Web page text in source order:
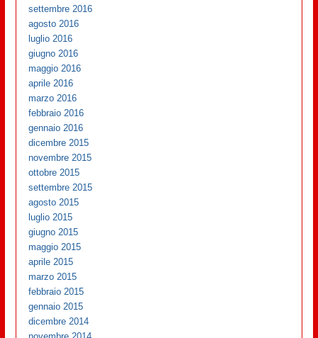
settembre 2016
agosto 2016
luglio 2016
giugno 2016
maggio 2016
aprile 2016
marzo 2016
febbraio 2016
gennaio 2016
dicembre 2015
novembre 2015
ottobre 2015
settembre 2015
agosto 2015
luglio 2015
giugno 2015
maggio 2015
aprile 2015
marzo 2015
febbraio 2015
gennaio 2015
dicembre 2014